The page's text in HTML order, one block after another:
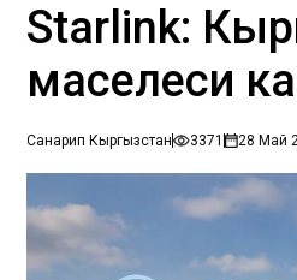
Starlink:
маселеси
Санарип Кыргызстан 3371 28 Май